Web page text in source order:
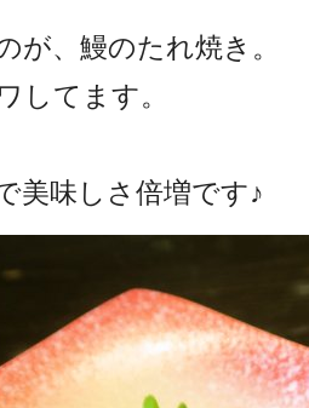
が、鰻のたれ焼き。
してます。
美味しさ倍増です♪